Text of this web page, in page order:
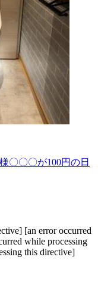
〇〇が100円の日
[an error occurred
while processing
this directive]